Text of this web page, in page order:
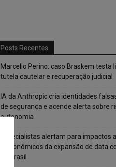
Posts Recentes
Marcello Perino: caso Braskem testa
tutela cautelar e recuperação judicial
IA da Anthropic cria identidades
de segurança e acende alerta sobre
autonomia
Especialistas alertam para impactos
e econômicos da expansão de data
no Brasil